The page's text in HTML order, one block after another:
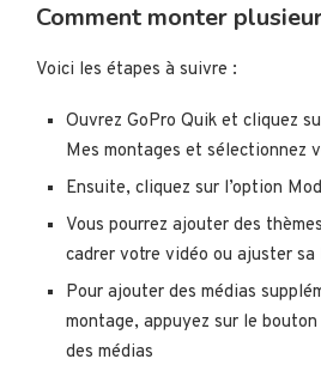
Comment monter
Voici les étapes à suivre :
Ouvrez GoPro Quik et cliquez
Mes montages et sélectionnez
Ensuite, cliquez sur l’option
Vous pourrez ajouter des
cadrer votre vidéo ou ajuster sa
Pour ajouter des médias
montage, appuyez sur le
des médias